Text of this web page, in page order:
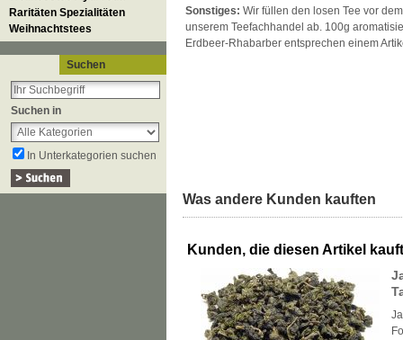
Raritäten Spezialitäten
Weihnachtstees
Suchen
Suchen in
In Unterkategorien suchen
Sonstiges: Wir füllen den losen Tee vor
unserem Teefachhandel ab. 100g
Erdbeer-Rhabarber entsprechen einem
Was andere Kunden kauften
Kunden, die diesen Artikel